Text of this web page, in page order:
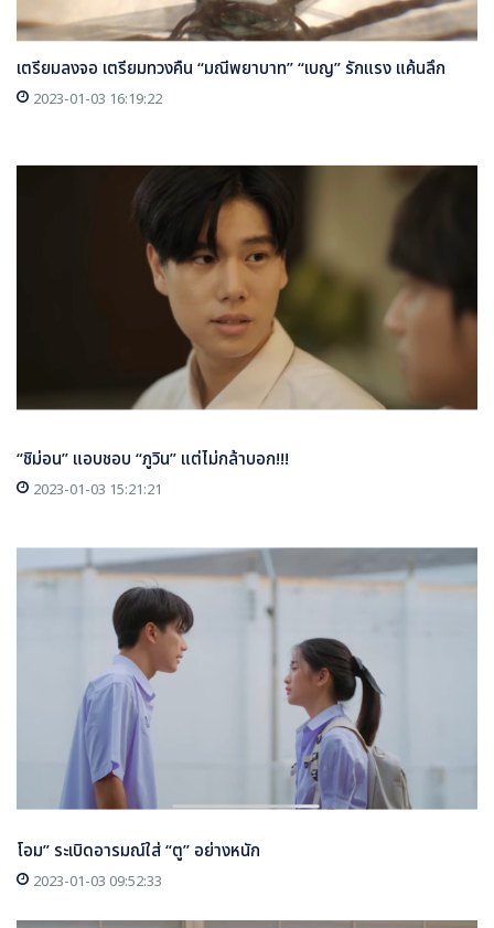
เตรียมลงจอ เตรียมทวงคืน “มณีพยาบาท” “เบญ” รักแรง แค้นลึก
2023-01-03 16:19:22
“ชิม่อน” แอบชอบ “ภูวิน” แต่ไม่กล้าบอก!!!
2023-01-03 15:21:21
โอม” ระเบิดอารมณ์ใส่ “ตู” อย่างหนัก
2023-01-03 09:52:33